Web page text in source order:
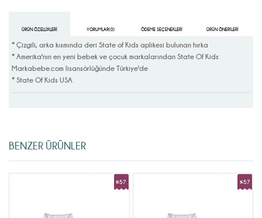
ÜRÜN ÖZELLIKLERI YORUMLAR(0) ÖDEME SEÇENEKLERI ÜRÜN ÖNERILERI
* Çizgili, arka kısmında deri State of Kids aplikesi bulunan hırka
* Amerika'nın en yeni bebek ve çocuk markalarından State Of Kids
Markabebe.com lisansörlüğünde Türkiye'de
* State Of Kids USA
BENZER ÜRÜNLER
%57 %57